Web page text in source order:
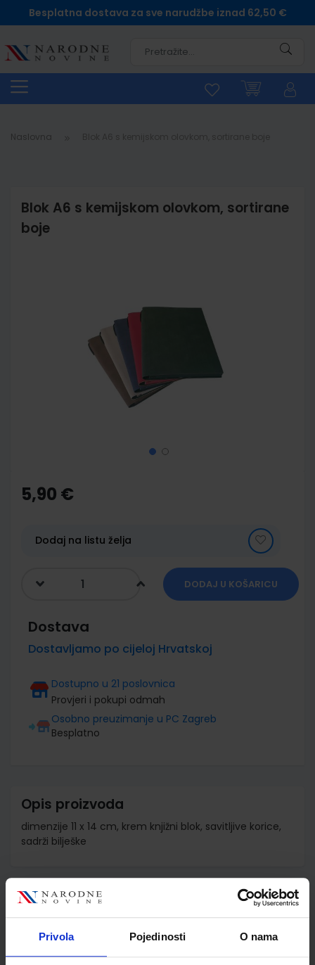
Privola Pojedinosti O nama
Besplatna dostava za sve narudžbe iznad 62,50 €
Naslovna
Blok A6 s kemijskom olovkom, sortirane
boje
the
beginning
gallery
5,90 €
Dodaj na listu želja
DODAJ U KOŠARICU
Dostava
Dostavljamo po cijeloj Hrvatskoj
Dostupno u 21 poslovnica
Provjeri i pokupi odmah
Osobno preuzimanje u PC Zagreb
Besplatno
Opis proizvoda
dimenzije 11 x 14 cm, krem knjižni blok, savitljive korice,
sadrži bilješke
Detalji proizvoda
Šifra proizvoda
857224